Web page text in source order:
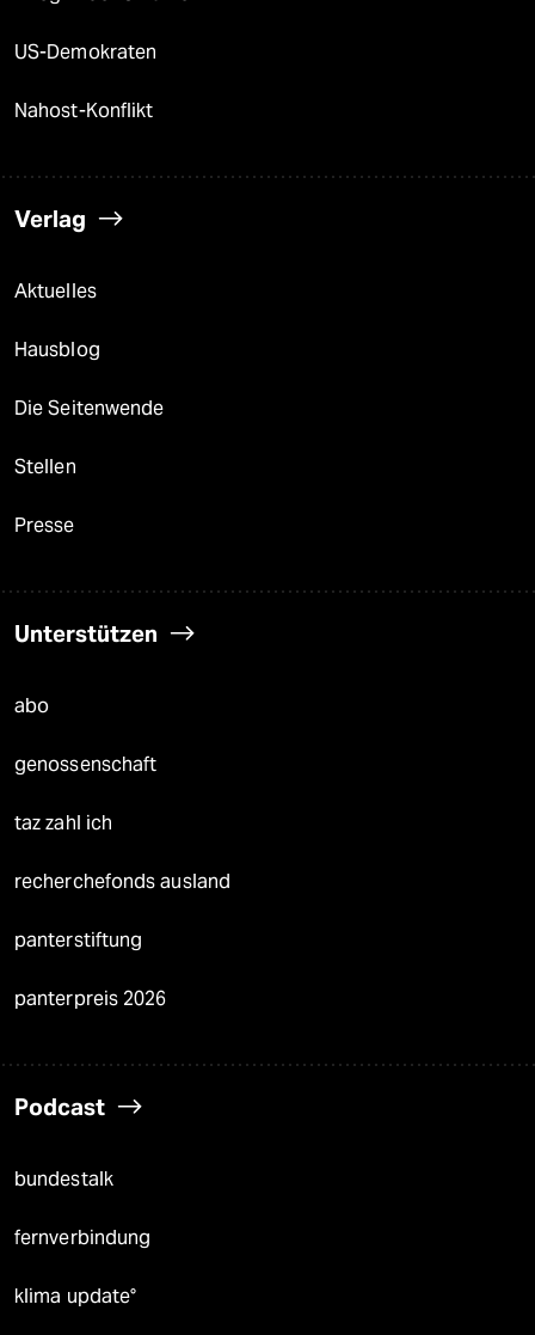
US-Demokraten
Nahost-Konflikt
Verlag
Aktuelles
Hausblog
Die Seitenwende
Stellen
Presse
Unterstützen
abo
genossenschaft
taz zahl ich
recherchefonds ausland
panterstiftung
panterpreis 2026
Podcast
bundestalk
fernverbindung
klima update°